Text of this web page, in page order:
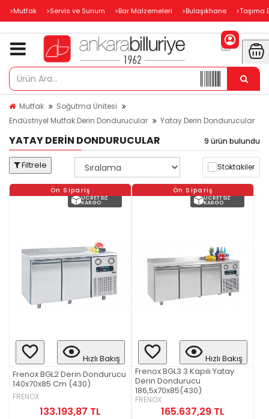
>Mutfak >Servis ve Sunum >Bar Malzemeleri >Bulaşıkhane >Taşıma
Mutfak
Soğutma Ünitesi
Endüstriyel Mutfak Derin Dondurucular
Yatay Derin Dondurucular
YATAY DERIN DONDURUCULAR 9 ürün bulundu
Filtrele Stoktakiler
Ön Sipariş
ÜCRETSIZ
KARGO
Hızlı Bakış
Frenox BGL2 Derin Dondurucu
140x70x85 Cm (430)
FRENOX
133.193,87 TL
Ön Sipariş
ÜCRETSIZ
KARGO
Hızlı Bakış
Frenox BGL3 3 Kapılı Yatay
Derin Dondurucu
186,5x70x85(430)
FRENOX
165.637,29 TL